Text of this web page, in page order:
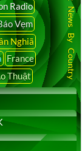
Radio
Vẹm
Nghiã
France
Thuật Latest News By Country